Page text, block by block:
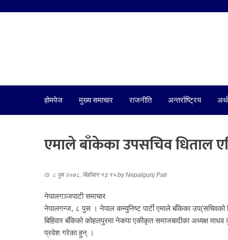
होमपेज मुख्य समाचार राजनीति अन्तर्राष्ट्रिय अर्थ
एमाले बाँकेका उपसचिव धिताल
८ पुष २०७८, बिहीबार १३:१५ byNepalgunj Pati
नेपालगञ्जपाटी समाचार
नेपालगन्ज, ८ पुस । नेपाल कम्युनिष्ट पार्टी एमाले बाँकेका उप(सचिवको
बिहिवार बाँकेको कोहलपुरमा नेकपा एकीकृत समाजबादीका अध्यक्ष
प्रवेश गरेका हुन् ।